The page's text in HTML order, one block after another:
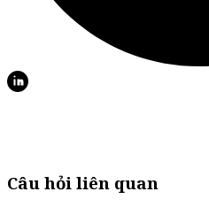
Câu hỏi liên quan